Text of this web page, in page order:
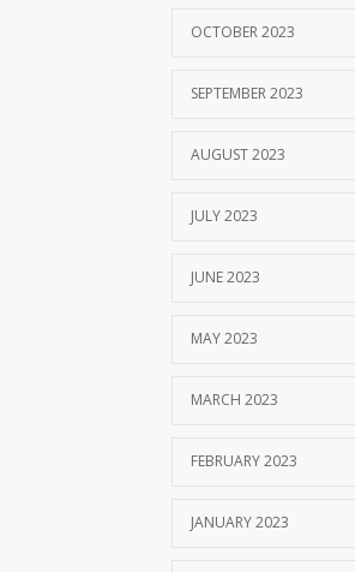
OCTOBER 2023
SEPTEMBER 2023
AUGUST 2023
JULY 2023
JUNE 2023
MAY 2023
MARCH 2023
FEBRUARY 2023
JANUARY 2023